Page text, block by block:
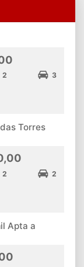
2 3
Torres
2 2
Apta a